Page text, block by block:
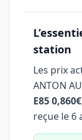
station
Les prix
ANTON
E85
reçue le 6